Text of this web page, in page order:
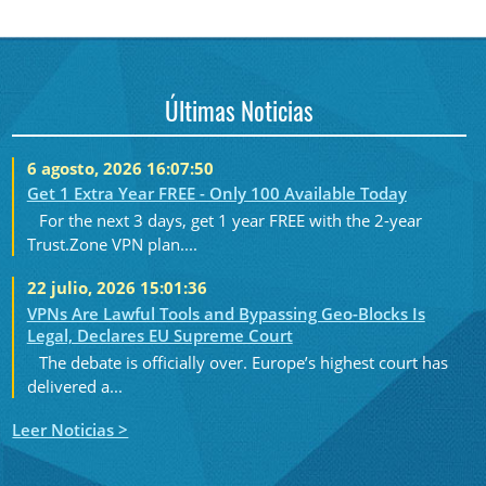
Últimas Noticias
6 agosto, 2026 16:07:50
Get 1 Extra Year FREE - Only 100 Available Today
For the next 3 days, get 1 year FREE with the 2-year
Trust.Zone VPN plan....
22 julio, 2026 15:01:36
VPNs Are Lawful Tools and Bypassing Geo-Blocks Is
Legal, Declares EU Supreme Court
The debate is officially over. Europe’s highest court has
delivered a...
Leer Noticias >